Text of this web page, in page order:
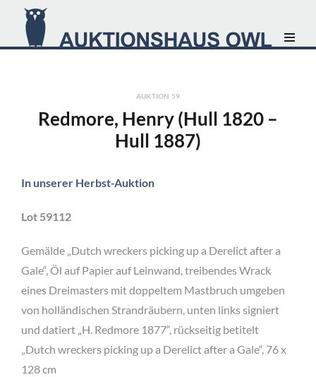
AUKTION 59
Redmore, Henry (Hull 1820 –
Hull 1887)
In unserer Herbst-Auktion
Lot 59112
Gemälde „Dutch wreckers picking up a Derelict after a
Gale“, Öl auf Papier auf Leinwand, treibendes Wrack
eines Dreimasters mit doppeltem Mastbruch umgeben
von holländischen Strandräubern, unten links signiert
und datiert „H. Redmore 1877“, rückseitig betitelt
„Dutch wreckers picking up a Derelict after a Gale“, 76 x
128 cm